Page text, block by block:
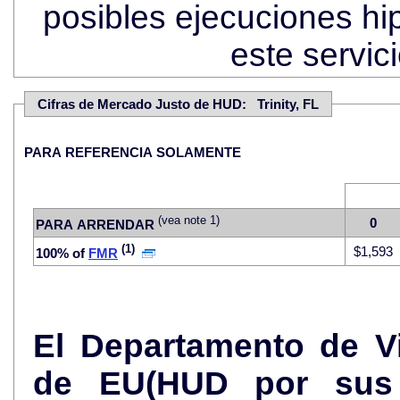
posibles ejecuciones
este
Cifras de Mercado Justo de HUD: Trinity, FL
PARA REFERENCIA SOLAMENTE
PARA ARRENDAR (vea note 1)
0
100% of FMR (1) $1,593
El Departamento de
de EU(HUD por